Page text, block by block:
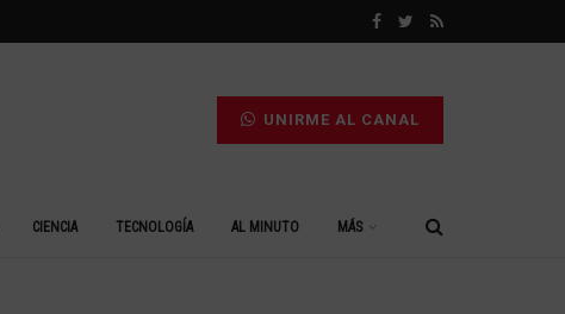
UNIRME AL CANAL
CIENCIA TECNOLOGÍA AL MINUTO MÁS